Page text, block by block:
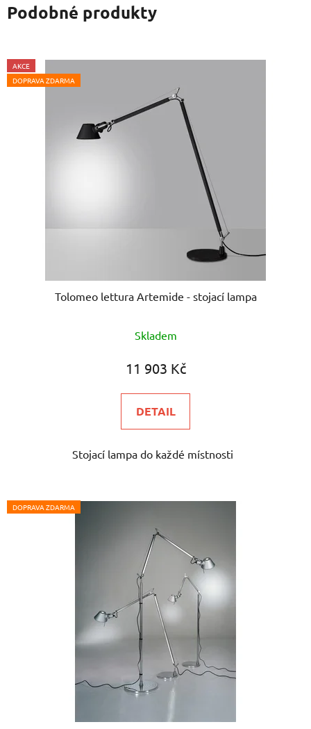
Podobné produkty
AKCE
DOPRAVA ZDARMA
Tolomeo lettura Artemide - stojací lampa
hodnocení
produktu
5,0
z
hvězdiček.
Skladem
11 903 Kč
DETAIL
Stojací lampa do každé místnosti
DOPRAVA ZDARMA